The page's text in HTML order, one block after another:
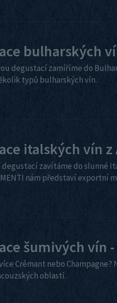
bulharských
degustací zamíříme do
typů bulharských vín.
italských vín
zavítáme do slunné
nám představí exportní
šumivých vín
Crémant nebo
oblastí.